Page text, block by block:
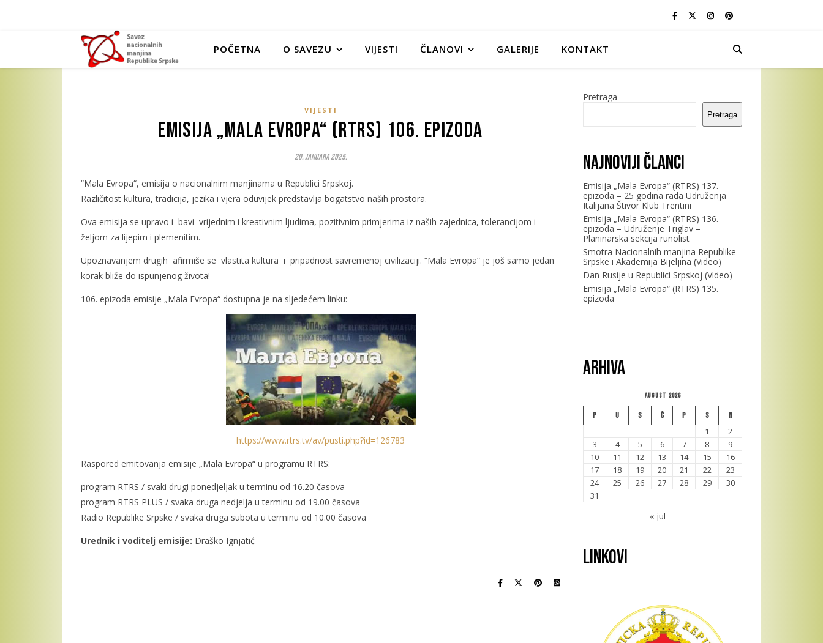
POČETNA O SAVEZU VIJESTI ČLANOVI GALERIJE KONTAKT
VIJESTI
Emisija „Mala Evropa“ (RTRS) 106. epizoda
20. Januara 2025.
“Mala Evropa“, emisija o nacionalnim manjinama u Republici Srpskoj.
Različitost kultura, tradicija, jezika i vjera oduvijek predstavlja bogatstvo naših prostora.
Ova emisija se upravo i bavi vrijednim i kreativnim ljudima, pozitivnim primjerima iz naših zajednica, tolerancijom i
željom za lijepim i plemenitim.
Upoznavanjem drugih afirmiše se vlastita kultura i pripadnost savremenoj civilizaciji. “Mala Evropa“ je još samo jedan
korak bliže do ispunjenog života!
106. epizoda emisije „Mala Evropa“ dostupna je na sljedećem linku:
https://www.rtrs.tv/av/pusti.php?id=126783
Raspored emitovanja emisije „Mala Evropa“ u programu RTRS:
program RTRS / svaki drugi ponedjeljak u terminu od 16.20 časova
program RTRS PLUS / svaka druga nedjelja u terminu od 19.00 časova
Radio Republike Srpske / svaka druga subota u terminu od 10.00 časova
Urednik i voditelj emisije: Draško Ignjatić
Pretraga
Pretraga
Najnoviji članci
Emisija „Mala Evropa“ (RTRS) 137.
epizoda – 25 godina rada Udruženja
Italijana Štivor Klub Trentini
Emisija „Mala Evropa“ (RTRS) 136.
epizoda – Udruženje Triglav –
Planinarska sekcija runolist
Smotra Nacionalnih manjina Republike
Srpske i Akademija Bijeljina (Video)
Dan Rusije u Republici Srpskoj (Video)
Emisija „Mala Evropa“ (RTRS) 135.
epizoda
Arhiva
August 2026
P U S Č P S N
1
2
3
4 5 6 7 8
9
10
11 12 13 14 15
16
17
18 19 20 21 22
23
24
25 26 27 28 29
30
31
« jul
Linkovi